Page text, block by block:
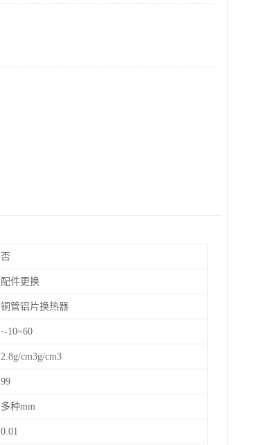
否
配件更换
铜管铝片换热器
·-10~60
2.8g/cm3g/cm3
99
多种mm
0.01